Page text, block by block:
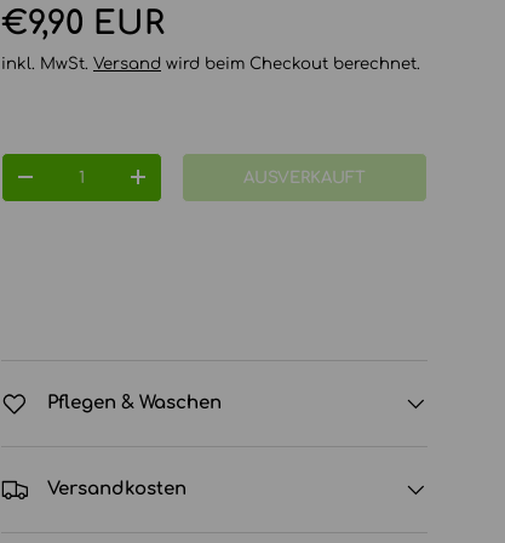
Normaler Preis
€9,90 EUR
inkl. MwSt. Versand wird beim Checkout berechnet.
MENGE VERRINGERNMENGE ERHÖHENAUSVERKAUFT
Pflegen & Waschen
Versandkosten